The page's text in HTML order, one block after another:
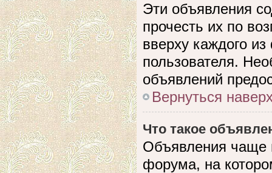
Эти объявления
прочесть их по
вверху каждого
пользователя.
объявлений
Вернуться
Что такое
Объявления чаще
форума, на